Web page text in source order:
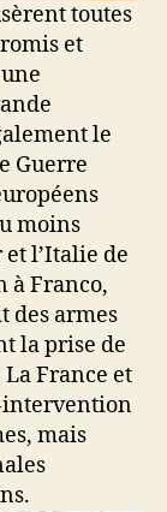
toutes
et
le
Guerre
moins
l’Italie de
à Franco,
des armes
la prise de
France et
intervention
mais